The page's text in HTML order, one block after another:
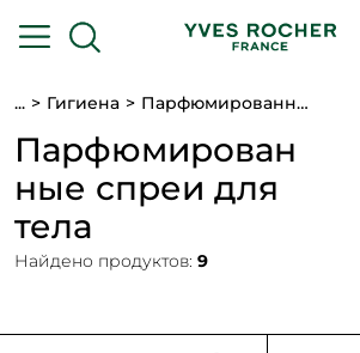
... Гигиена Парфюмированные спреи
Парфюмирован
ные спреи для
тела
Найдено продуктов: 9